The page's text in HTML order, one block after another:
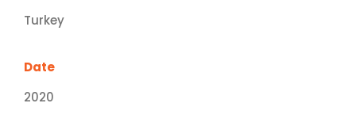
Turkey
Date
2020